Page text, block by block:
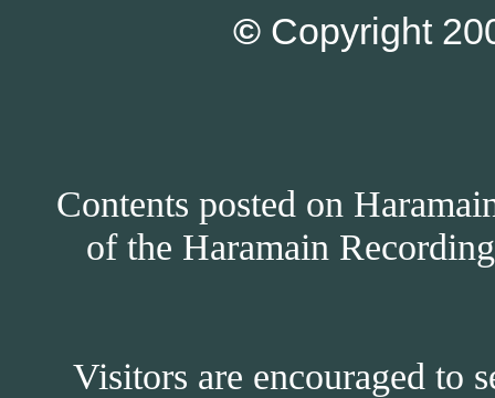
© Copyright
Contents posted on
of the Haramain
Visitors are encouraged to